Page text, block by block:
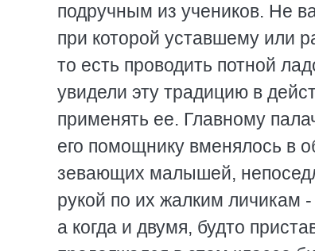
подручным из учеников. Не
при которой уставшему или
то есть проводить потной
увидели эту традицию в
применять ее. Главному
его помощнику вменялось в
зевающих малышей,
рукой по их жалким личикам
а когда и двумя, будто